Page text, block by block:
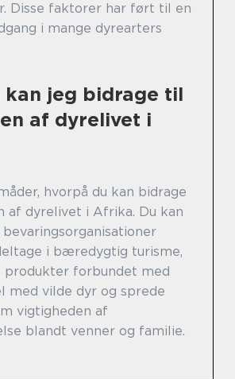
Disse faktorer har ført til en
i mange dyrearters
kan jeg bidrage til
af dyrelivet i
hvorpå du kan bidrage
af dyrelivet i Afrika. Du kan
i bæredygtig turisme,
produkter forbundet med
med vilde dyr og sprede
vigtigheden af
blandt venner og familie.